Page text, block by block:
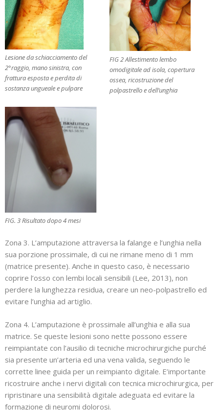
Lesione da schiacciamento del
2°raggio, mano sinistra, con
frattura esposta e perdita di
sostanza ungueale e pulpare
FIG 2 Allestimento lembo
omodigitale ad isola, copertura
ossea, ricostruzione del
polpastrello e dell’unghia
FIG. 3 Risultato dopo 4 mesi
Zona 3. L’amputazione attraversa la falange e l’unghia nella
sua porzione prossimale, di cui ne rimane meno di 1 mm
(matrice presente). Anche in questo caso, è necessario
coprire l’osso con lembi locali sensibili (Lee, 2013), non
perdere la lunghezza residua, creare un neo-polpastrello ed
evitare l’unghia ad artiglio.
Zona 4. L’amputazione è prossimale all’unghia e alla sua
matrice. Se queste lesioni sono nette possono essere
reimpiantate con l’ausilio di tecniche microchirurgiche purché
sia presente un’arteria ed una vena valida, seguendo le
corrette linee guida per un reimpianto digitale. E’importante
ricostruire anche i nervi digitali con tecnica microchirurgica, per
ripristinare una sensibilità digitale adeguata ed evitare la
formazione di neuromi dolorosi.